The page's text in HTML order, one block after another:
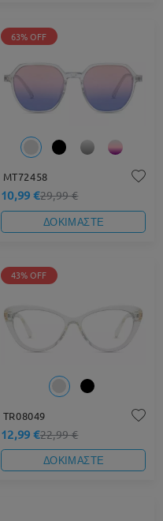
63% OFF
MT72458
10,99 €29,99 €
ΔΟΚΙΜΑΣΤΕ
43% OFF
TR08049
12,99 €22,99 €
ΔΟΚΙΜΑΣΤΕ